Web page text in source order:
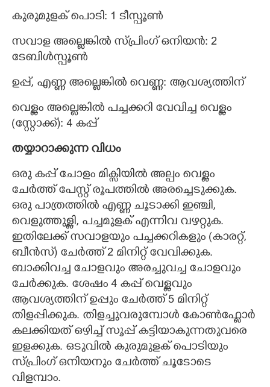
കുരുമുളക് പൊടി: 1 ടീസ്പൂൺ
സവാള അല്ലെങ്കിൽ സ്പ്രിംഗ് ഒനിയൻ: 2
ടേബിൾസ്പൂൺ
ഉപ്പ്, എണ്ണ അല്ലെങ്കിൽ വെണ്ണ: ആവശ്യത്തിന്
വെള്ളം അല്ലെങ്കിൽ പച്ചക്കറി വേവിച്ച വെള്ളം
(സ്റ്റോക്ക്): 4 കപ്പ്
തയ്യാറാക്കുന്ന വിധം
ഒരു കപ്പ് ചോളം മിക്സിയിൽ അല്പം വെള്ളം
ചേർത്ത് പേസ്റ്റ് രൂപത്തിൽ അരച്ചെടുക്കുക.
ഒരു പാത്രത്തിൽ എണ്ണ ചൂടാക്കി ഇഞ്ചി,
വെളുത്തുള്ളി, പച്ചമുളക് എന്നിവ വഴറ്റുക.
ഇതിലേക്ക് സവാളയും പച്ചക്കറികളും (കാരറ്റ്,
ബീൻസ്) ചേർത്ത് 2 മിനിറ്റ് വേവിക്കുക.
ബാക്കിവച്ച ചോളവും അരച്ചുവച്ച ചോളവും
ചേർക്കുക. ശേഷം 4 കപ്പ് വെള്ളവും
ആവശ്യത്തിന് ഉപ്പും ചേർത്ത് 5 മിനിറ്റ്
തിളപ്പിക്കുക. തിളച്ചുവരുമ്പോൾ കോൺഫ്ലോർ
കലക്കിയത് ഒഴിച്ച് സൂപ്പ് കട്ടിയാകുന്നതുവരെ
ഇളക്കുക. ഒടുവിൽ കുരുമുളക് പൊടിയും
സ്പ്രിംഗ് ഒനിയനും ചേർത്ത് ചൂടോടെ
വിളമ്പാം.